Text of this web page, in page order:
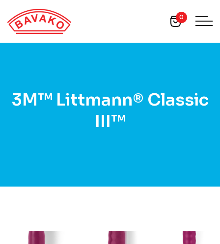
0
3M™ Littmann® Classic
III™